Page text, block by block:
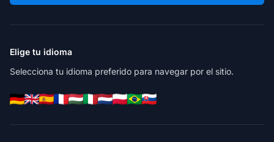
Elige tu idioma
Selecciona tu idioma preferido para navegar por el sitio.